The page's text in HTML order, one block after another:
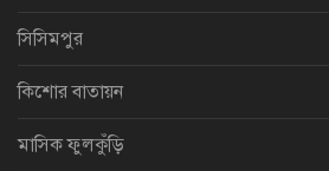
সিসিমপুর
কিশোর বাতায়ন
মাসিক ফুলকুঁড়ি